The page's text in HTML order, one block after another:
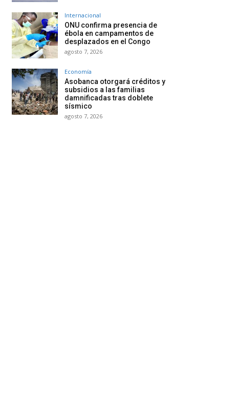
Internacional
ONU confirma presencia de
ébola en campamentos de
desplazados en el Congo
agosto 7, 2026
Economía
Asobanca otorgará créditos y
subsidios a las familias
damnificadas tras doblete
sísmico
agosto 7, 2026